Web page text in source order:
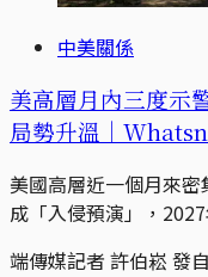
中美關係
美高層月內三度示
局勢升溫｜
美國高層近一個月來
成「入侵預演」，
端傳媒記者 許伯崧 發